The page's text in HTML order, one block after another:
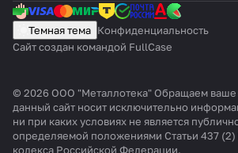
Темная тема Конфиденциальность
Сайт создан командой FullCase
© 2026 ООО "Металлотека" Обращаем ваше
данный сайт носит исключительно
ни при каких условиях не является
определяемой положениями Статьи 437 (2)
кодекса Российской Федерации.